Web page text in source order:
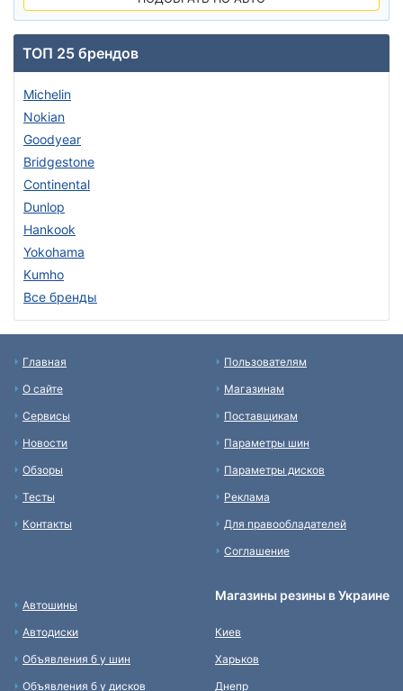
ТОП 25 брендов
Michelin
Nokian
Goodyear
Bridgestone
Continental
Dunlop
Hankook
Yokohama
Kumho
Все бренды
Главная
О сайте
Сервисы
Новости
Обзоры
Тесты
Контакты
Пользователям
Магазинам
Поставщикам
Параметры шин
Параметры дисков
Реклама
Для правообладателей
Соглашение
Автошины
Автодиски
Объявления б у шин
Объявления б у дисков
Магазины резины в Украине
Киев
Харьков
Днепр